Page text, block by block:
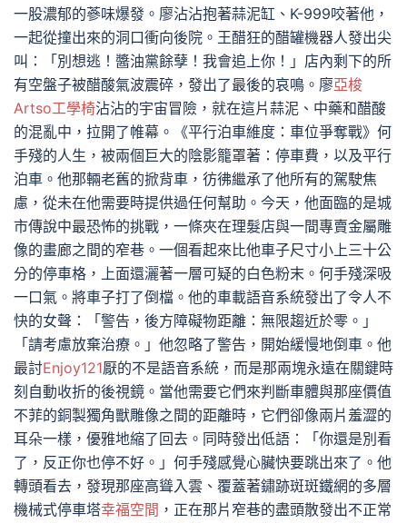
一股濃郁的蔘味爆發。廖沾沾抱著蒜泥缸、K-999咬著他，
一起從撞出來的洞口衝向後院。王醋狂的醋罐機器人發出尖
叫：「別想逃！醬油黨餘孽！我會追上你！」店內剩下的所
有空盤子被醋酸氣波震碎，發出了最後的哀鳴。廖亞梭
Artso工學椅沾沾的宇宙冒險，就在這片蒜泥、中藥和醋酸
的混亂中，拉開了帷幕。《平行泊車維度：車位爭奪戰》何
手殘的人生，被兩個巨大的陰影籠罩著：停車費，以及平行
泊車。他那輛老舊的掀背車，彷彿繼承了他所有的駕駛焦
慮，從未在他需要時提供過任何幫助。今天，他面臨的是城
市傳說中最恐怖的挑戰，一條夾在理髮店與一間專賣金屬雕
像的畫廊之間的窄巷。一個看起來比他車子尺寸小上三十公
分的停車格，上面還灑著一層可疑的白色粉末。何手殘深吸
一口氣。將車子打了倒檔。他的車載語音系統發出了令人不
快的女聲：「警告，後方障礙物距離：無限趨近於零。」
「請考慮放棄治療。」他忽略了警告，開始緩慢地倒車。他
最討Enjoy121厭的不是語音系統，而是那兩塊永遠在關鍵時
刻自動收折的後視鏡。當他需要它們來判斷車體與那座價值
不菲的銅製獨角獸雕像之間的距離時，它們卻像兩片羞澀的
耳朵一樣，優雅地縮了回去。同時發出低語：「你還是別看
了，反正你也停不好。」何手殘感覺心臟快要跳出來了。他
轉頭看去，發現那座高聳入雲、覆蓋著鏽跡斑斑鐵網的多層
機械式停車塔幸福空間 ，正在那片窄巷的盡頭散發出不正常